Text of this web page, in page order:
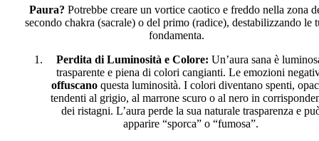
Paura? Potrebbe creare un vortice caotico e freddo nella zona
secondo chakra (sacrale) o del primo (radice), destabilizzando le
fondamenta.
Perdita di Luminosità e Colore: Un’aura sana è
trasparente e piena di colori cangianti. Le emozioni
offuscano questa luminosità. I colori diventano spenti,
tendenti al grigio, al marrone scuro o al nero in
dei ristagni. L’aura perde la sua naturale trasparenza e
apparire “sporca” o “fumosa”.